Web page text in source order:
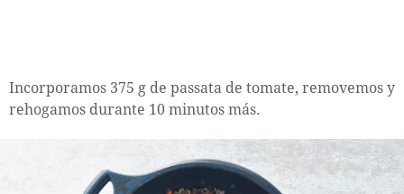
Incorporamos 375 g de passata de tomate, removemos y
rehogamos durante 10 minutos más.